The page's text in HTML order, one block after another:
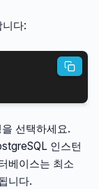
다:
선택하세요.
인스턴
베이스는 최소
니다.